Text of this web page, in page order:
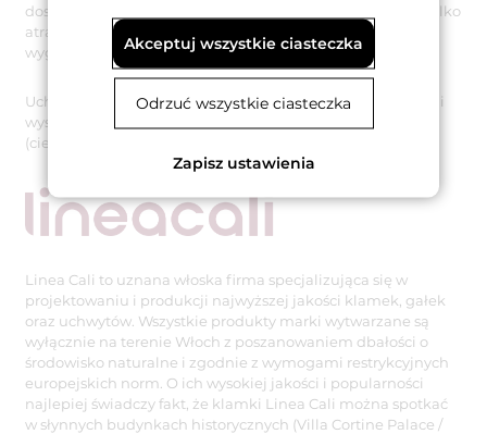
doskonały wybór dla wszystkich osób poszukujących nie tylko
atrakcyjnego pod względem wizualnym, ale także bardzo
wygodnego w codziennym użytkowaniu uchwytu.
Uchwyt drzwiowy Margherita został wykonany z mosiądzu i
występuje w wykończeniu brązowionym matowym
(ciemnym) i przecieranym lakierowanym.
Linea Cali to uznana włoska firma specjalizująca się w
projektowaniu i produkcji najwyższej jakości klamek, gałek
oraz uchwytów. Wszystkie produkty marki wytwarzane są
wyłącznie na terenie Włoch z poszanowaniem dbałości o
środowisko naturalne i zgodnie z wymogami restrykcyjnych
europejskich norm. O ich wysokiej jakości i popularności
najlepiej świadczy fakt, że klamki Linea Cali można spotkać
w słynnych budynkach historycznych (Villa Cortine Palace /
Akceptuj wszystkie ciasteczka
Odrzuć wszystkie ciasteczka
Zapisz ustawienia